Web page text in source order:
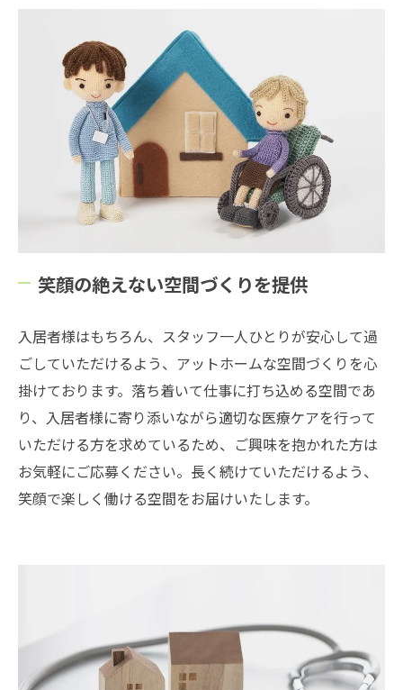
笑顔の絶えない空間づくりを提供
入居者様はもちろん、スタッフ一人ひとりが安心して過
ごしていただけるよう、アットホームな空間づくりを心
掛けております。落ち着いて仕事に打ち込める空間であ
り、入居者様に寄り添いながら適切な医療ケアを行って
いただける方を求めているため、ご興味を抱かれた方は
お気軽にご応募ください。長く続けていただけるよう、
笑顔で楽しく働ける空間をお届けいたします。